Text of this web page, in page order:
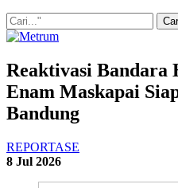
Reaktivasi Bandara
Enam Maskapai
Bandung
REPORTASE
8 Jul 2026